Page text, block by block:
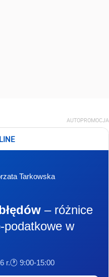
AUTOPROMOCJA
Tarkowska
– różnice
podatkowe w
r.🕐 9:00-15:00